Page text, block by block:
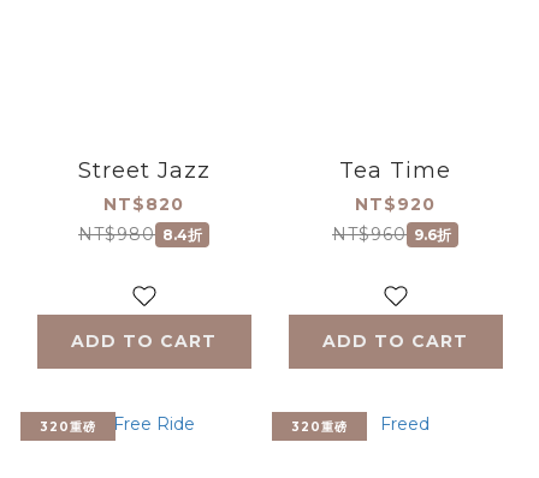
Street Jazz
NT$820
NT$980 8.4折
ADD TO CART
Tea Time
NT$920
NT$960 9.6折
ADD TO CART
320重磅 320重磅